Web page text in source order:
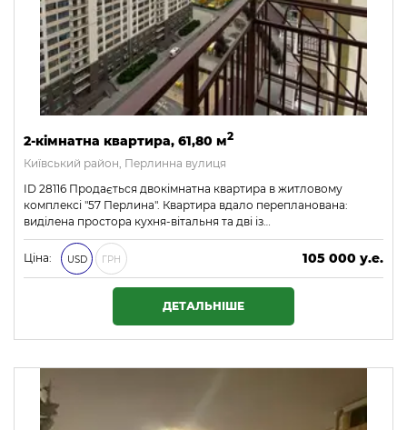
2-кімнатна квартира, 61,80 м2
Київський район, Перлинна вулиця
ID 28116 Продається двокімнатна квартира в житловому
комплексі "57 Перлина". Квартира вдало перепланована:
виділена простора кухня-вітальня та дві із…
Ціна: USD ГРН
105 000 у.е.
4 515 000 ₴
ДЕТАЛЬНІШЕ